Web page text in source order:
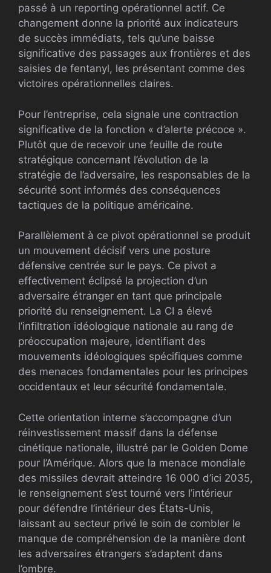
passé à un reporting opérationnel actif. Ce
changement donne la priorité aux indicateurs
de succès immédiats, tels qu’une baisse
significative des passages aux frontières et des
saisies de fentanyl, les présentant comme des
victoires opérationnelles claires.
Pour l’entreprise, cela signale une contraction
significative de la fonction « d’alerte précoce ».
Plutôt que de recevoir une feuille de route
stratégique concernant l’évolution de la
stratégie de l’adversaire, les responsables de la
sécurité sont informés des conséquences
tactiques de la politique américaine.
Parallèlement à ce pivot opérationnel se produit
un mouvement décisif vers une posture
défensive centrée sur le pays. Ce pivot a
effectivement éclipsé la projection d’un
adversaire étranger en tant que principale
priorité du renseignement. La CI a élevé
l’infiltration idéologique nationale au rang de
préoccupation majeure, identifiant des
mouvements idéologiques spécifiques comme
des menaces fondamentales pour les principes
occidentaux et leur sécurité fondamentale.
Cette orientation interne s’accompagne d’un
réinvestissement massif dans la défense
cinétique nationale, illustré par le Golden Dome
pour l’Amérique. Alors que la menace mondiale
des missiles devrait atteindre 16 000 d’ici 2035,
le renseignement s’est tourné vers l’intérieur
pour défendre l’intérieur des États-Unis,
laissant au secteur privé le soin de combler le
manque de compréhension de la manière dont
les adversaires étrangers s’adaptent dans
l’ombre.